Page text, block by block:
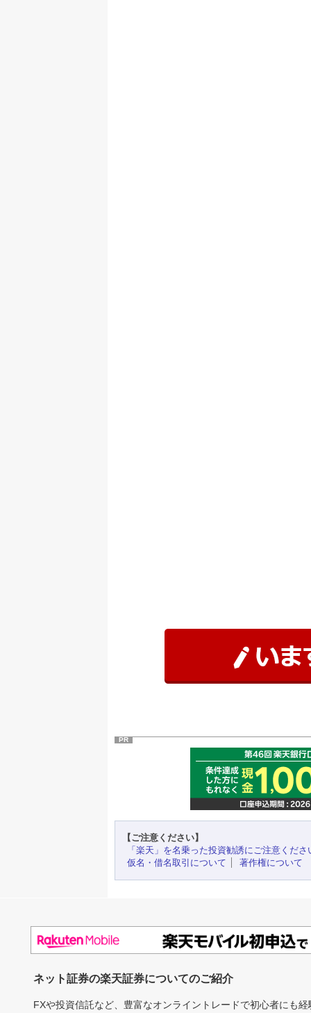
PR
【ご注意ください】
「楽天」を名乗った投資勧誘にご注意くださ
仮名・借名取引について
著作権について
ネット証券の楽天証券についてのご紹介
FXや投資信託など、豊富なオンライントレードで初心者にも